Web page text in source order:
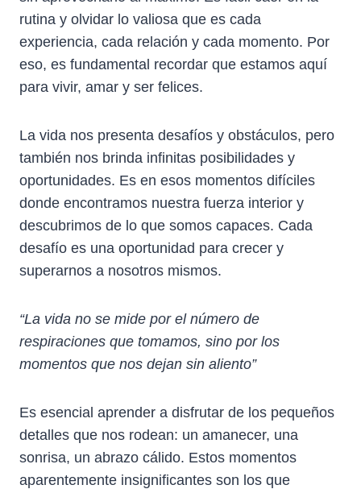
rutina y olvidar lo valiosa que es cada
experiencia, cada relación y cada momento. Por
eso, es fundamental recordar que estamos aquí
para vivir, amar y ser felices.
La vida nos presenta desafíos y obstáculos, pero
también nos brinda infinitas posibilidades y
oportunidades. Es en esos momentos difíciles
donde encontramos nuestra fuerza interior y
descubrimos de lo que somos capaces. Cada
desafío es una oportunidad para crecer y
superarnos a nosotros mismos.
“La vida no se mide por el número de
respiraciones que tomamos, sino por los
momentos que nos dejan sin aliento”
Es esencial aprender a disfrutar de los pequeños
detalles que nos rodean: un amanecer, una
sonrisa, un abrazo cálido. Estos momentos
aparentemente insignificantes son los que